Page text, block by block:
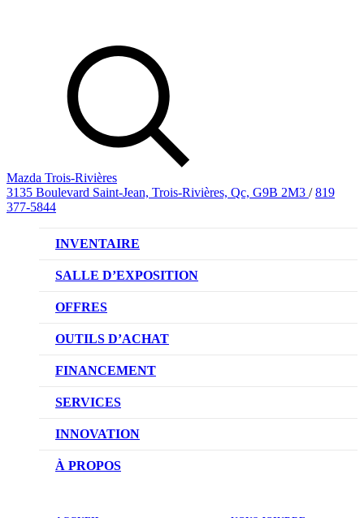
Mazda Trois-Rivières
3135 Boulevard Saint-Jean, Trois-Rivières, Qc, G9B 2M3 / 819
377-5844
INVENTAIRE
VÉHICULES NEUFS
VÉHICULES D’OCCASION
SALLE D’EXPOSITION
OFFRES
OFFRES DU CONCESSIONNAIRE
OUTILS D’ACHAT
CONFIGUREZ VOTRE VÉHICULE
RÉSERVEZ UN ESSAI ROUTIER
DEMANDEZ UN PRIX
FINANCEMENT
NOTRE DIFFÉRENCE
DEMANDE DE CRÉDIT AUTO
SERVICES
NOTRE PROMESSE
PRENDRE UN RENDEZ-VOUS
INNOVATION
TECHNOLOGIE SKYACTIV
À PROPOS